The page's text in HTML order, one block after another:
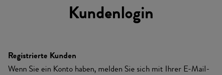
Kundenlogin
Registrierte Kunden
Wenn Sie ein Konto haben, melden Sie sich mit Ihrer E-Mail-